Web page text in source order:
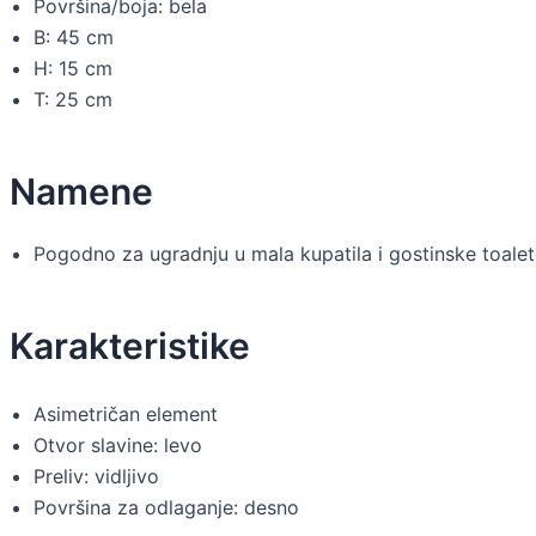
Površina/boja: bela
B: 45 cm
H: 15 cm
T: 25 cm
Namene
Pogodno za ugradnju u mala kupatila i gostinske
Karakteristike
Asimetričan element
Otvor slavine: levo
Preliv: vidljivo
Površina za odlaganje: desno